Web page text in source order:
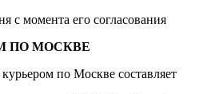
с момента его согласования
ПО МОСКВЕ
по Москве составляет